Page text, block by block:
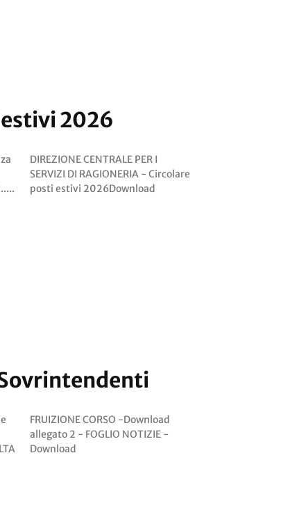
2026
I
posti estivi 2026Download
Sovrintendenti
Download